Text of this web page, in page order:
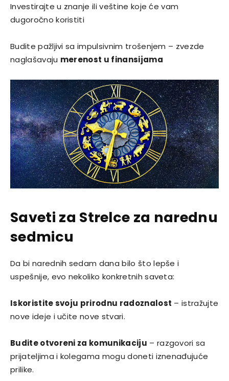
Investirajte u znanje ili veštine koje će vam
dugoročno koristiti
Budite pažljivi sa impulsivnim trošenjem – zvezde
naglašavaju merenost u finansijama
Saveti za Strelce za narednu
sedmicu
Da bi narednih sedam dana bilo što lepše i
uspešnije, evo nekoliko konkretnih saveta:
Iskoristite svoju prirodnu radoznalost – istražujte
nove ideje i učite nove stvari.
Budite otvoreni za komunikaciju – razgovori sa
prijateljima i kolegama mogu doneti iznenađujuće
prilike.